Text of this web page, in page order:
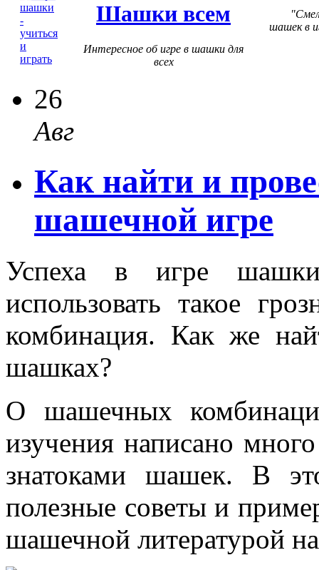
Шашки всем
Интересное об игре в шашки для
всех
шашек в
26
Авг
Как найти и
шашечной игре
Успеха в игре
использовать такое
комбинация. Как же
шашках?
О шашечных
изучения написано
знатоками шашек. В
полезные советы и
шашечной литературой